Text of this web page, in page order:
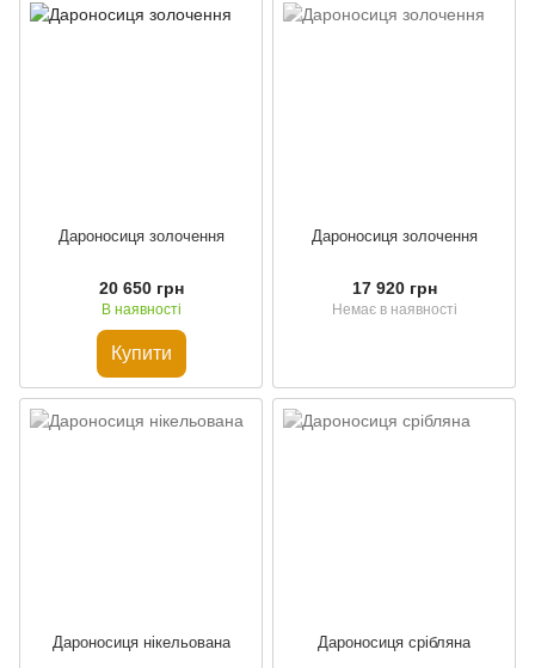
Дароносиця золочення
20 650 грн
В наявності
Купити
Дароносиця золочення
17 920 грн
Немає в наявності
Дароносиця нікельована Дароносиця срібляна